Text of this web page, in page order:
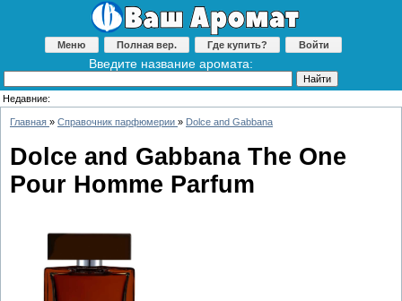
Меню Полная вер. Где купить? Войти
Введите название аромата:
Недавние:
Главная » Справочник парфюмерии » Dolce and Gabbana
Dolce and Gabbana The One
Pour Homme Parfum